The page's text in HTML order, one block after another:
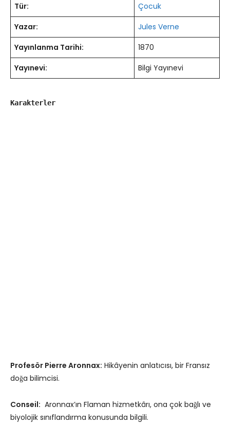
Tür:
Çocuk
Yazar:
Jules Verne
Yayınlanma Tarihi:
1870
Yayınevi:
Bilgi Yayınevi
Karakterler
Profesör Pierre Aronnax: Hikâyenin anlatıcısı, bir Fransız
doğa bilimcisi.
Conseil: Aronnax’ın Flaman hizmetkârı, ona çok bağlı ve
biyolojik sınıflandırma konusunda bilgili.